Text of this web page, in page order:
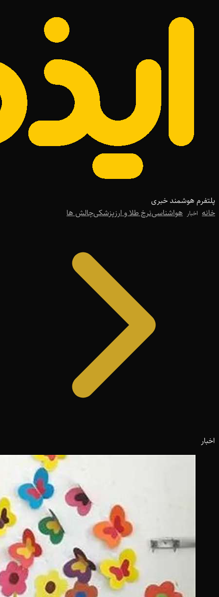
پلتفرم هوشمند خبری
خانه اخبار هواشناسینرخ طلا و ارزپزشکیچالش ها
اخبار